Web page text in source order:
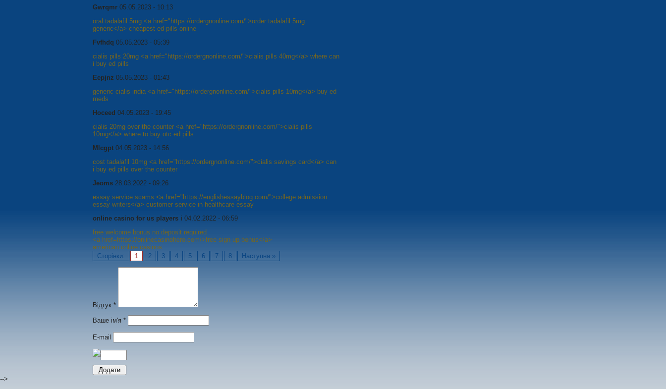
Gwrqmr 05.05.2023 - 10:13
oral tadalafil 5mg <a href="https://ordergnonline.com/">order tadalafil 5mg
generic</a> cheapest ed pills online
Fvfhdq 05.05.2023 - 05:39
cialis pills 20mg <a href="https://ordergnonline.com/">cialis pills 40mg</a> where can
i buy ed pills
Eepjnz 05.05.2023 - 01:43
generic cialis india <a href="https://ordergnonline.com/">cialis pills 10mg</a> buy ed
meds
Hoceed 04.05.2023 - 19:45
cialis 20mg over the counter <a href="https://ordergnonline.com/">cialis pills
10mg</a> where to buy otc ed pills
Mlcgpt 04.05.2023 - 14:56
cost tadalafil 10mg <a href="https://ordergnonline.com/">cialis savings card</a> can
i buy ed pills over the counter
Jeoms 28.03.2022 - 09:26
essay service scams <a href="https://englishessayblog.com/">college admission
essay writers</a> customer service in healthcare essay
online casino for us players i 04.02.2022 - 06:59
free welcome bonus no deposit required
<a href=https://onlinecasinohero.com/>free sign up bonus</a>
american online casinos
Сторінки:
1 2 3 4 5 6 7 8 Наступна »
Відгук *
Ваше ім'я *
E-mail
-->